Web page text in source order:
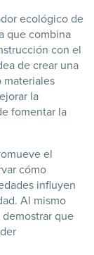
ecológico de
que combina
con el
de crear una
materiales
la
fomentar la
el
cómo
influyen
Al mismo
que